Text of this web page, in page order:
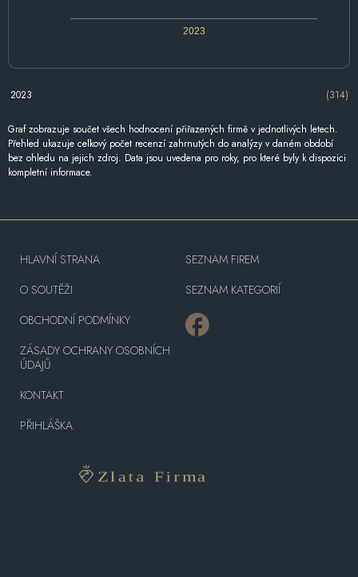
2023
2023 (314)
Graf zobrazuje součet všech hodnocení přiřazených firmě v jednotlivých letech.
Přehled ukazuje celkový počet recenzí zahrnutých do analýzy v daném období
bez ohledu na jejich zdroj. Data jsou uvedena pro roky, pro které byly k dispozici
kompletní informace.
HLAVNÍ STRANA
O SOUTĚŽI
OBCHODNÍ PODMÍNKY
ZÁSADY OCHRANY OSOBNÍCH
ÚDAJŮ
KONTAKT
PŘIHLÁŠKA
SEZNAM FIREM
SEZNAM KATEGORIÍ